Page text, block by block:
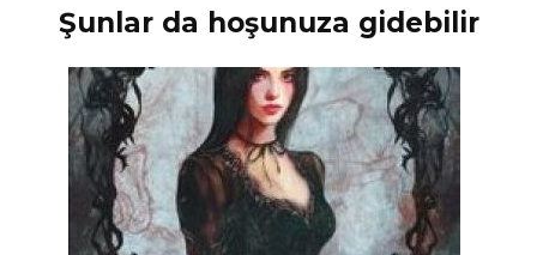
Şunlar da hoşunuza gidebilir